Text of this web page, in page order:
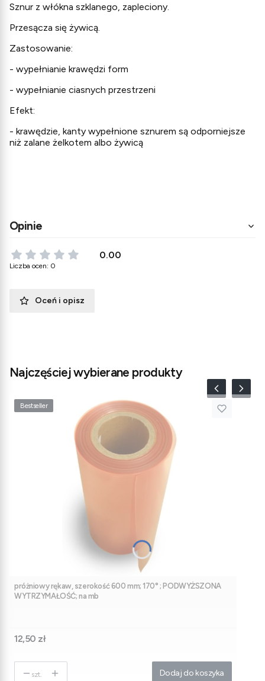
Sznur z włókna szklanego, zapleciony.
Przesącza się żywicą.
Zastosowanie:
- wypełnianie krawędzi form
- wypełnianie ciasnych przestrzeni
Efekt:
- krawędzie, kanty wypełnione sznurem są odporniejsze
niż zalane żelkotem albo żywicą
Opinie
0.00
Liczba ocen: 0
Oceń i opisz
Najczęściej wybierane produkty
Bestseller
próżniowy rękaw, szerokość 600 mm; 170° ; PODWYŻSZONA
WYTRZYMAŁOŚĆ; na mb
Cena
12,50 zł
szt. Dodaj do koszyka